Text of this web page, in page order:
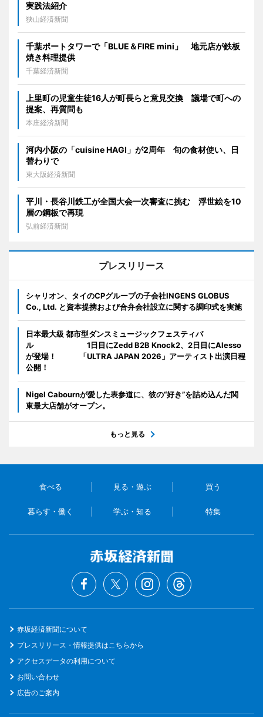
実践法紹介
狭山経済新聞
千葉ポートタワーで「BLUE＆FIRE mini」 地元店が鉄板
焼き料理提供
千葉経済新聞
上里町の児童生徒16人が町長らと意見交換 議場で町への
提案、再質問も
本庄経済新聞
河内小阪の「cuisine HAGI」が2周年 旬の食材使い、日
替わりで
東大阪経済新聞
平川・長谷川鉄工が全国大会一次審査に挑む 浮世絵を10
層の鋼板で再現
弘前経済新聞
プレスリリース
シャリオン、タイのCPグループの子会社INGENS GLOBUS
Co., Ltd. と資本提携および合弁会社設立に関する調印式を実施
日本最大級 都市型ダンスミュージックフェスティバ
ル 1日目にZedd B2B Knock2、2日目にAlesso
が登場！ 「ULTRA JAPAN 2026」アーティスト出演日程
公開！
Nigel Cabournが愛した表参道に、彼の“好き”を詰め込んだ関
東最大店舗がオープン。
もっと見る
食べる 見る・遊ぶ 買う
暮らす・働く 学ぶ・知る 特集
赤坂経済新聞について
プレスリリース・情報提供はこちらから
アクセスデータの利用について
お問い合わせ
広告のご案内